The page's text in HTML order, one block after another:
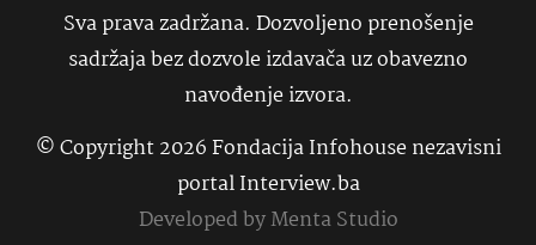
Sva prava zadržana. Dozvoljeno prenošenje
sadržaja bez dozvole izdavača uz obavezno
navođenje izvora.
© Copyright 2026 Fondacija Infohouse nezavisni
portal Interview.ba
Developed byMenta Studio